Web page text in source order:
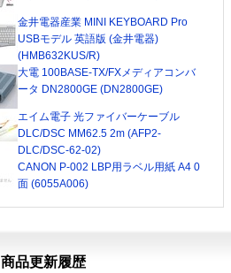
金井電器産業 MINI KEYBOARD Pro
USBモデル 英語版 (金井電器)
(HMB632KUS/R)
大電 100BASE-TX/FXメディアコンバ
ータ DN2800GE (DN2800GE)
エイム電子 光ファイバーケーブル
DLC/DSC MM62.5 2m (AFP2-
DLC/DSC-62-02)
CANON P-002 LBP用ラベル用紙 A4 0
面 (6055A006)
商品更新履歴